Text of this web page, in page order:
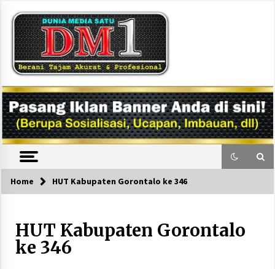
content
DM1
Home HUT Kabupaten Gorontalo ke 346
HUT Kabupaten Gorontalo
ke 346